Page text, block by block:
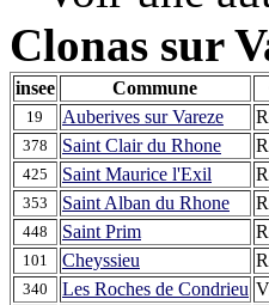
Clonas sur
insee Commune
19 Auberives sur Vareze
378 Saint Clair du Rhone
425 Saint Maurice l'Exil
353 Saint Alban du Rhone
448 Saint Prim
101 Cheyssieu
340 Les Roches de Condrieu